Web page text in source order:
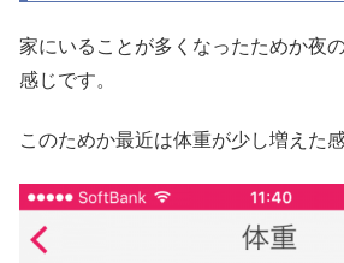
家にいることが多くなったためか夜
感じです。
このためか最近は体重が少し増えた